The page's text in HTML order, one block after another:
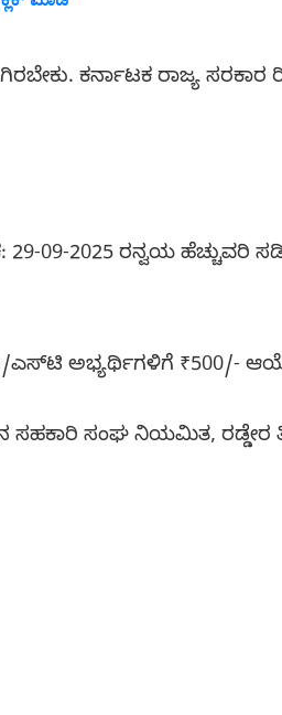
ಕರ್ನಾಟಕ ರಾಜ್ಯ ಸರಕಾರ
29-09-2025 ರನ್ವಯ ಹೆಚ್ಚುವರಿ
ಎಸ್‌ಟಿ ಅಭ್ಯರ್ಥಿಗಳಿಗೆ ₹500/-
ಸಹಕಾರಿ ಸಂಘ ನಿಯಮಿತ, ರಡ್ಡೇರ